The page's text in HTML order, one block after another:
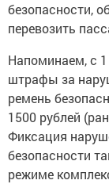
безопасности,
перевозить
Напоминаем, с 1
штрафы за
ремень
1500 рублей
Фиксация
безопасности
режиме